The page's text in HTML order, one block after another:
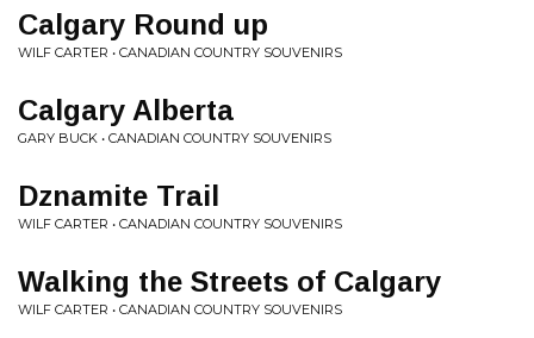
Calgary Round up
WILF CARTER • CANADIAN COUNTRY SOUVENIRS
Calgary Alberta
GARY BUCK • CANADIAN COUNTRY SOUVENIRS
Dznamite Trail
WILF CARTER • CANADIAN COUNTRY SOUVENIRS
Walking the Streets of Calgary
WILF CARTER • CANADIAN COUNTRY SOUVENIRS